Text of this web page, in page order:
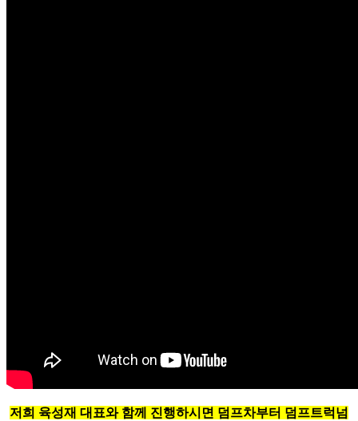
저희 육성재 대표와 함께 진행하시면 덤프차부터 덤프트럭넘